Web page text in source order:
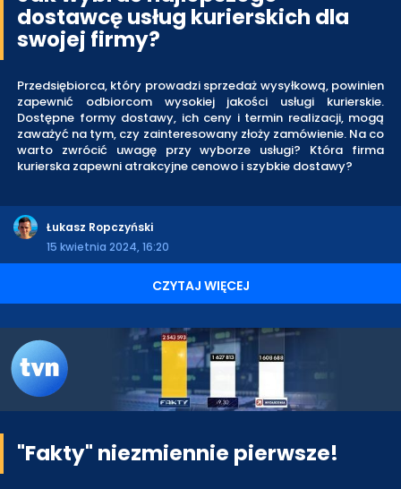
dostawcę usług kurierskich dla
swojej firmy?
Przedsiębiorca, który prowadzi sprzedaż wysyłkową, powinien
zapewnić odbiorcom wysokiej jakości usługi kurierskie.
Dostępne formy dostawy, ich ceny i termin realizacji, mogą
zaważyć na tym, czy zainteresowany złoży zamówienie. Na co
warto zwrócić uwagę przy wyborze usługi? Która firma
kurierska zapewni atrakcyjne cenowo i szybkie dostawy?
Łukasz Ropczyński
15 kwietnia 2024, 16:20
CZYTAJ WIĘCEJ
"Fakty" niezmiennie pierwsze!